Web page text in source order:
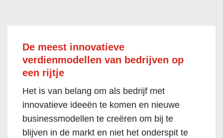
De meest innovatieve
verdienmodellen van bedrijven op
een rijtje
Het is van belang om als bedrijf met
innovatieve ideeën te komen en nieuwe
businessmodellen te creëren om bij te
blijven in de markt en niet het onderspit te